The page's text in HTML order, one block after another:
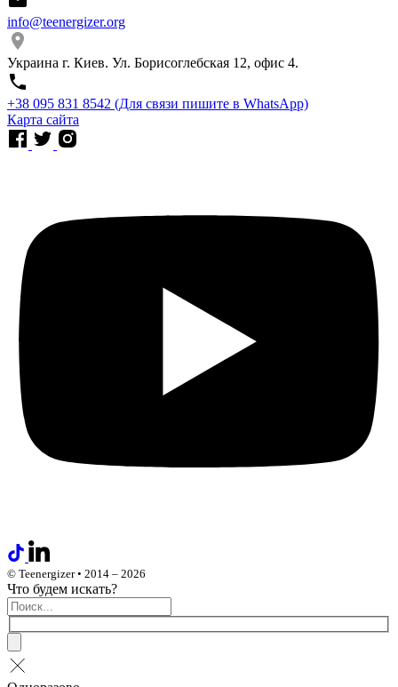
info@teenergizer.org
Украина г. Киев. Ул. Борисоглебская 12, офис 4.
⁨+38 095 831 8542⁩ (Для связи пишите в WhatsApp)
Карта сайта
© Teenergizer • 2014 – 2026
Что будем искать?